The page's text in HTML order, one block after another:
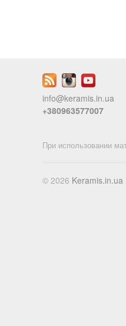
info@keramis.in.ua
+380963577007
При использовании
© 2026 Keramis.in.ua